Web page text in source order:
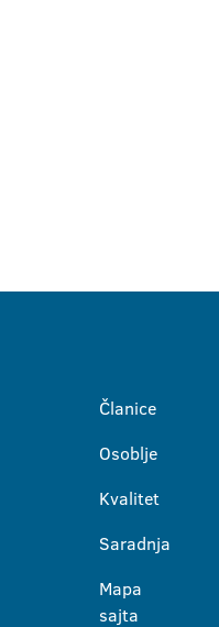
Članice
Osoblje
Kvalitet
Saradnja
Mapa
sajta